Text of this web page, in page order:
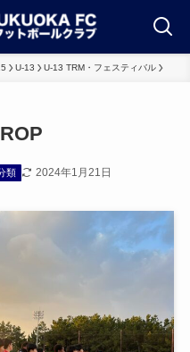
U-13 U-13 TRM・フェスティバル
類 2024年1月21日